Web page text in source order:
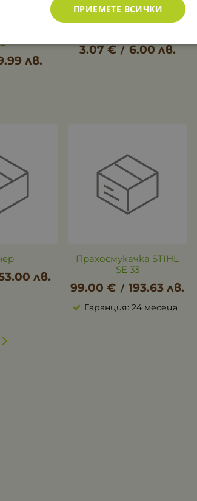
лв.
Торба за
прахосмукачка STIHL
3.07 € / 6.00 лв.
лв.
Прахосмукачка STIHL
SE 33
99.00 € / 193.63 лв.
Гаранция: 24 месеца
ПРИЕМЕТЕ ВСИЧКИ